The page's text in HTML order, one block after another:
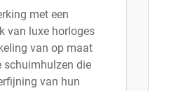
met een
van luxe horloges
van op maat
schuimhulzen die
van hun